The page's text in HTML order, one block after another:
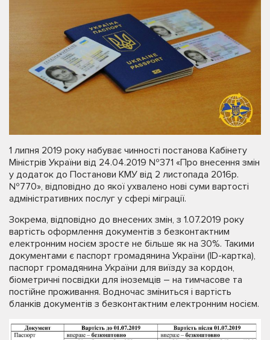
1 липня 2019 року набуває чинності постанова Кабінету
Міністрів України від 24.04.2019 №371 «Про внесення змін
у додаток до Постанови КМУ від 2 листопада 2016р.
№770», відповідно до якої ухвалено нові суми вартості
адміністративних послуг у сфері міграції.
Зокрема, відповідно до внесених змін, з 1.07.2019 року
вартість оформлення документів з безконтактним
електронним носієм зросте не більше як на 30%. Такими
документами є паспорт громадянина України (ID-картка),
паспорт громадянина України для виїзду за кордон,
біометричні посвідки для іноземців – на тимчасове та
постійне проживання. Водночас зміниться і вартість
бланків документів з безконтактним електронним носієм.